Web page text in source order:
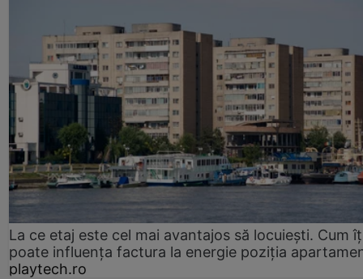
La ce etaj este cel mai avantajos să locuiești. Cum
poate influența factura la energie poziția
playtech.ro